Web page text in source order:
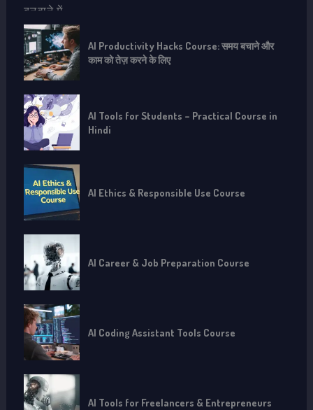
AI Productivity Hacks Course: समय बचाने और
काम को तेज़ करने के लिए
AI Tools for Students – Practical Course in
Hindi
AI Ethics & Responsible Use Course
AI Career & Job Preparation Course
AI Coding Assistant Tools Course
AI Tools for Freelancers & Entrepreneurs